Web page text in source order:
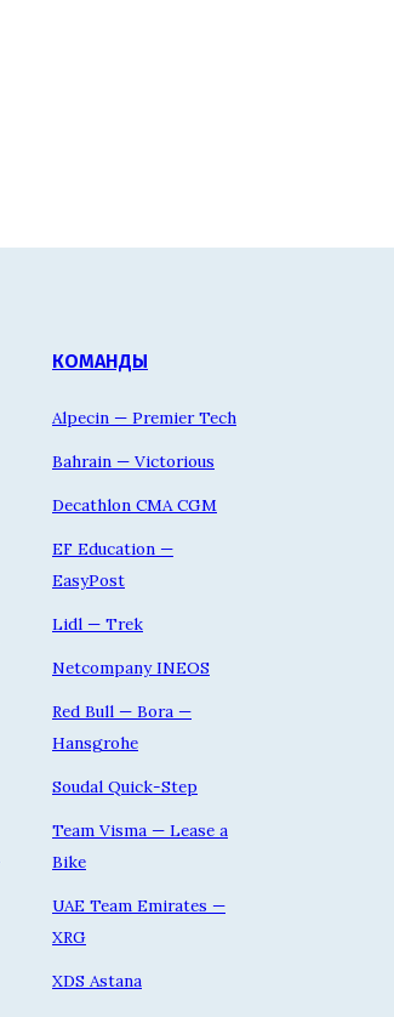
КОМАНДЫ
Alpecin — Premier Tech
Bahrain — Victorious
Decathlon CMA CGM
EF Education —
EasyPost
Lidl — Trek
Netcompany INEOS
Red Bull — Bora —
Hansgrohe
Soudal Quick-Step
Team Visma — Lease a
Bike
UAE Team Emirates —
XRG
XDS Astana